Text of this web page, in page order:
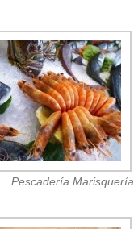
Pescadería Marisquería.